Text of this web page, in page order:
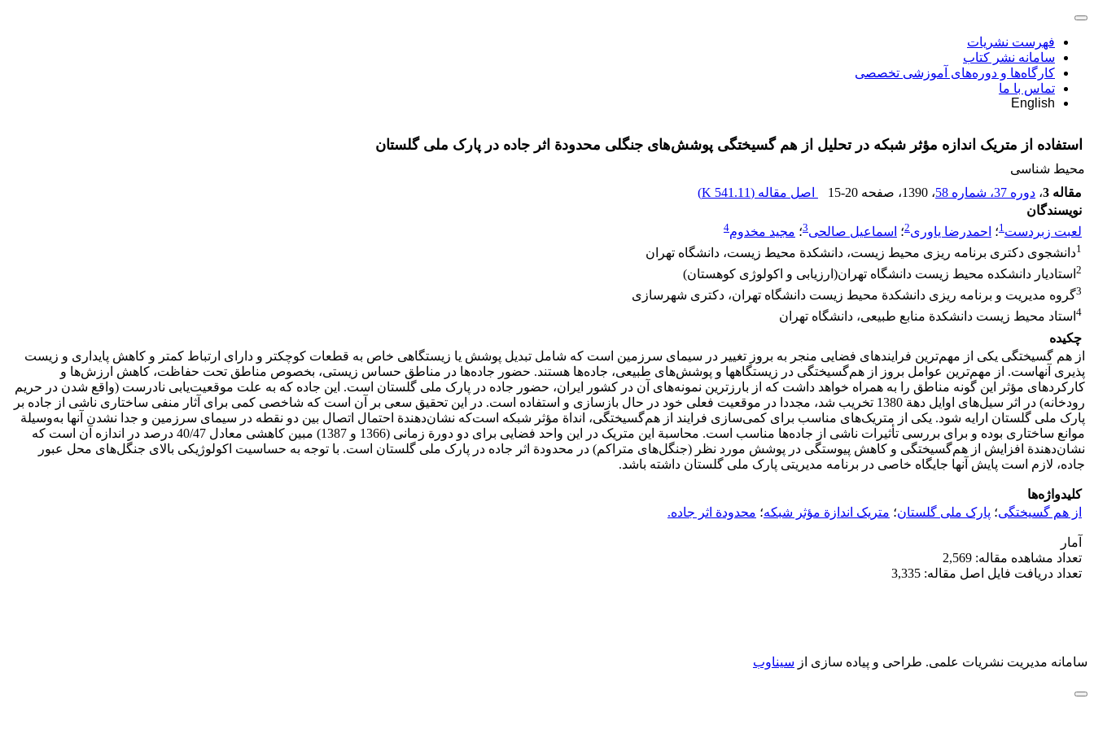
فهرست نشریات
سامانه نشر کتاب
کارگاه‌ها و دوره‌های آموزشی تخصصی
تماس با ما
English
استفاده از متریک اندازه مؤثر شبکه در تحلیل از هم گسیختگی پوشش‌های جنگلی محدودة اثر جاده در پارک ملی گلستان
محیط شناسی
مقاله 3
، دوره 37، شماره 58 ، 1390 ، صفحه 15-20 اصل مقاله (541.11 K
)
نویسندگان
لعبت زبردست1؛ احمدرضا یاوری2؛ اسماعیل صالحی3؛ مجید مخدوم4
1دانشجوی دکتری برنامه ریزی محیط زیست، دانشکدة محیط زیست، دانشگاه تهران
2 استادیار دانشکده محیط زیست دانشگاه تهران(ارزیابی و اکولوژی کوهستان)
3گروه مدیریت و برنامه ریزی دانشکدة محیط زیست دانشگاه تهران، دکتری شهرسازی
4 استاد محیط زیست دانشکدة منابع طبیعی، دانشگاه تهران
چکیده
از هم گسیختگی یکی از مهم‌ترین فرایندهای فضایی منجر به بروز تغییر در سیمای سرزمین است که شامل تبدیل پوشش یا زیستگاهی خاص به قطعات کوچکتر و دارای ارتباط کمتر و کاهش پایداری و زیست
پذیری آنهاست. از مهم‌ترین عوامل بروز از هم‌گسیختگی در زیستگاهها و پوشش‌های طبیعی، جاده‌ها هستند. حضور جاده‌ها در مناطق حساس زیستی، بخصوص مناطق تحت حفاظت، کاهش ارزش‌ها و
کارکردهای مؤثر این گونه مناطق را به همراه خواهد داشت که از بارزترین نمونه‌های آن در کشور ایران، حضور جاده در پارک ملی گلستان است. این جاده که به علت موقعیت‌یابی نادرست (واقع شدن در حریم
رودخانه) در اثر سیل‌های اوایل دهة 1380 تخریب شد، مجددا در موقعیت فعلی خود در حال بازسازی و استفاده است. در این تحقیق سعی بر آن است که شاخصی کمی برای آثار منفی ساختاری ناشی از جاده بر
پارک ملی گلستان ارایه شود. یکی از متریک‌های مناسب برای کمی‌سازی فرایند از هم‌گسیختگی، انداة مؤثر شبکه است‌که نشان‌دهندة احتمال اتصال بین دو نقطه در سیمای سرزمین و جدا نشدن آنها به‌وسیلة
موانع ساختاری بوده و برای بررسی تأثیرات ناشی از جاده‌ها مناسب است. محاسبة این متریک در این واحد فضایی برای دو دورة زمانی (1366 و 1387) مبین کاهشی معادل 40/47 درصد در اندازه آن است که
نشان‌دهندة افزایش از هم‌گسیختگی و کاهش پیوستگی در پوشش مورد نظر (جنگل‌های متراکم) در محدودة اثر جاده در پارک ملی گلستان است. با توجه به حساسیت اکولوژیکی بالای جنگل‌های محل عبور
جاده، لازم است پایش آنها جایگاه خاصی در برنامه مدیریتی پارک ملی گلستان داشته باشد.
کلیدواژه‌ها
از هم گسیختگی؛ پارک ملی گلستان؛ متریک اندازة مؤثر شبکه؛ محدودة اثر جاده.
آمار
تعداد مشاهده مقاله: 2,569
تعداد دریافت فایل اصل مقاله: 3,335
سامانه مدیریت نشریات علمی. طراحی و پیاده سازی از سیناوب